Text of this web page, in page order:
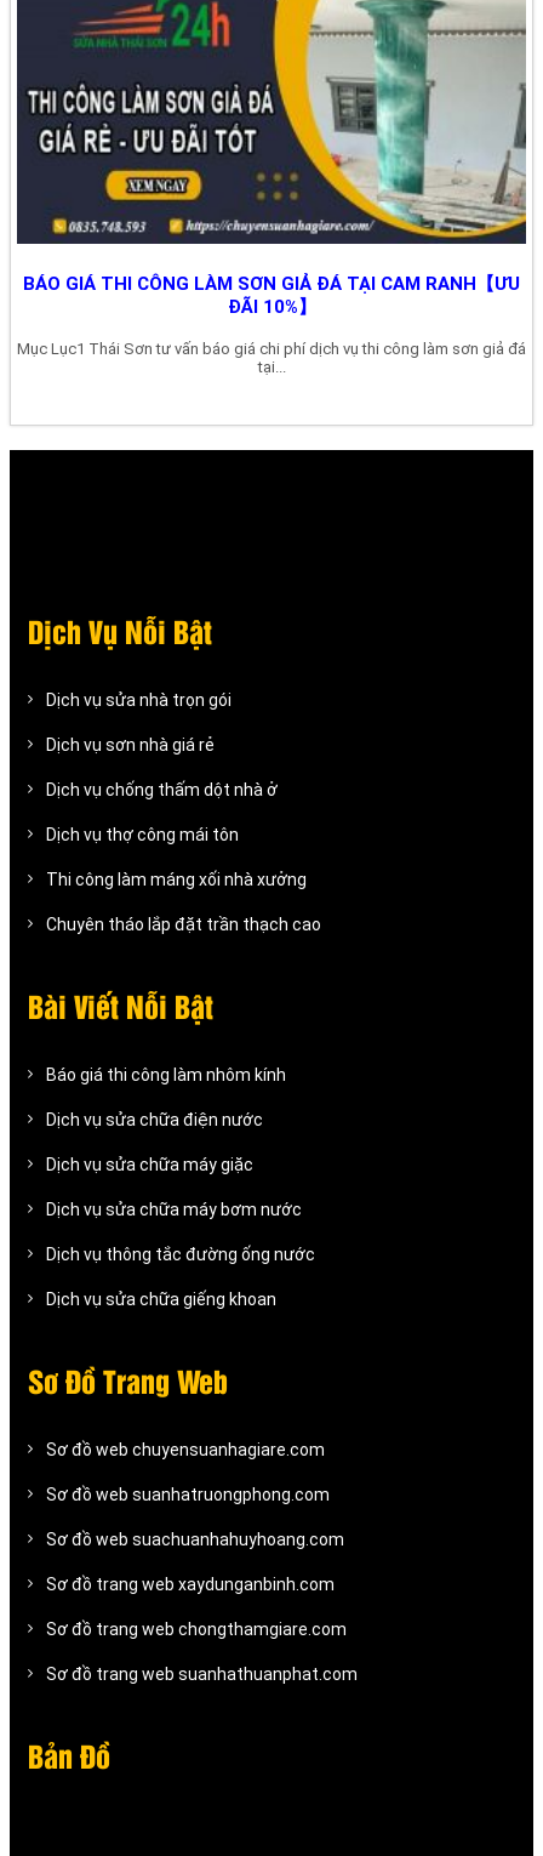
BÁO GIÁ THI CÔNG LÀM SƠN GIẢ ĐÁ TẠI CAM RANH【ƯU
ĐÃI 10%】
Mục Lục1 Thái Sơn tư vấn báo giá chi phí dịch vụ thi công làm sơn giả đá
tại...
Dịch Vụ Nỗi Bật
Dịch vụ sửa nhà trọn gói
Dịch vụ sơn nhà giá rẻ
Dịch vụ chống thấm dột nhà ở
Dịch vụ thợ công mái tôn
Thi công làm máng xối nhà xưởng
Chuyên tháo lắp đặt trần thạch cao
Bài Viết Nỗi Bật
Báo giá thi công làm nhôm kính
Dịch vụ sửa chữa điện nước
Dịch vụ sửa chữa máy giặc
Dịch vụ sửa chữa máy bơm nước
Dịch vụ thông tắc đường ống nước
Dịch vụ sửa chữa giếng khoan
Sơ Đồ Trang Web
Sơ đồ web chuyensuanhagiare.com
Sơ đồ web suanhatruongphong.com
Sơ đồ web suachuanhahuyhoang.com
Sơ đồ trang web xaydunganbinh.com
Sơ đồ trang web chongthamgiare.com
Sơ đồ trang web suanhathuanphat.com
Bản Đồ